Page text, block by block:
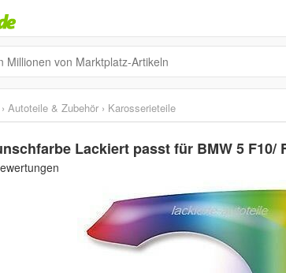
› Autoteile & Zubehör › Karosserieteile
Lackiert passt für BMW 5 F10/